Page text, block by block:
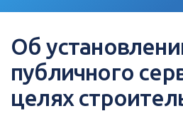
Об
публичного
целях